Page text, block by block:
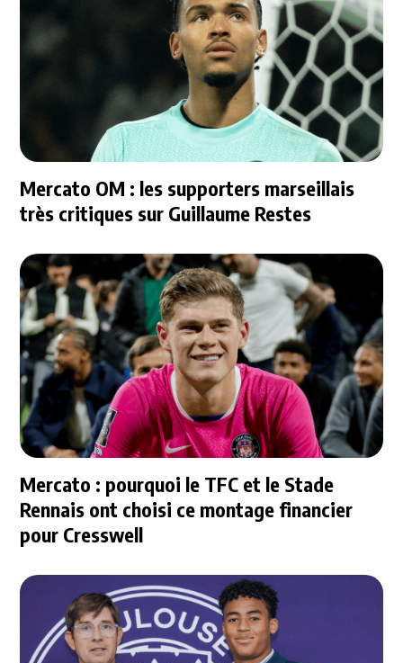
Mercato OM : les supporters marseillais
très critiques sur Guillaume Restes
Mercato : pourquoi le TFC et le Stade
Rennais ont choisi ce montage financier
pour Cresswell